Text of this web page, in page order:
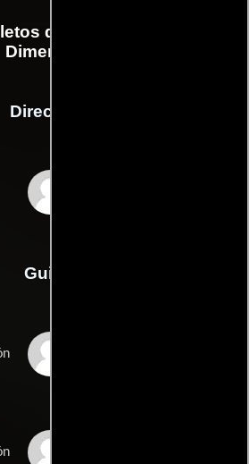
de la película The 7th
Dimension
Dirección
Guión